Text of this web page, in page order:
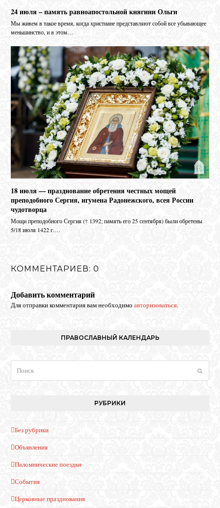
24 июля – память равноапостольной княгини Ольги
Мы живем в такое время, когда христиане представляют собой все убывающее
меньшинство, и в этом…
18 июля — празднование обретения честных мощей
преподобного Сергия, игумена Радонежского, всея России
чудотворца
Мо­щи пре­по­доб­но­го Сер­гия († 1392; па­мять его 25 сен­тяб­ря) бы­ли об­ре­те­ны
5/18 июля 1422 г.…
КОММЕНТАРИЕВ: 0
Добавить комментарий
Для отправки комментария вам необходимоавторизоваться.
ПРАВОСЛАВНЫЙ КАЛЕНДАРЬ
РУБРИКИ
Без рубрики
Объявления
Паломнические поездки
События
Церковные празднования